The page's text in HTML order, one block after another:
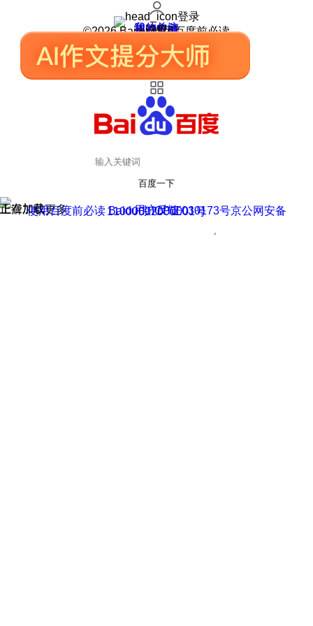
登录
我的关注
我的收藏
皮肤中心
用户反馈
设置
©2026 Baidu 使用百度前必读
百度一下
正在加载
上滑加载更多 用户反馈
使用百度前必读 Baidu 京ICP证030173号
京公网安备11000002000001号